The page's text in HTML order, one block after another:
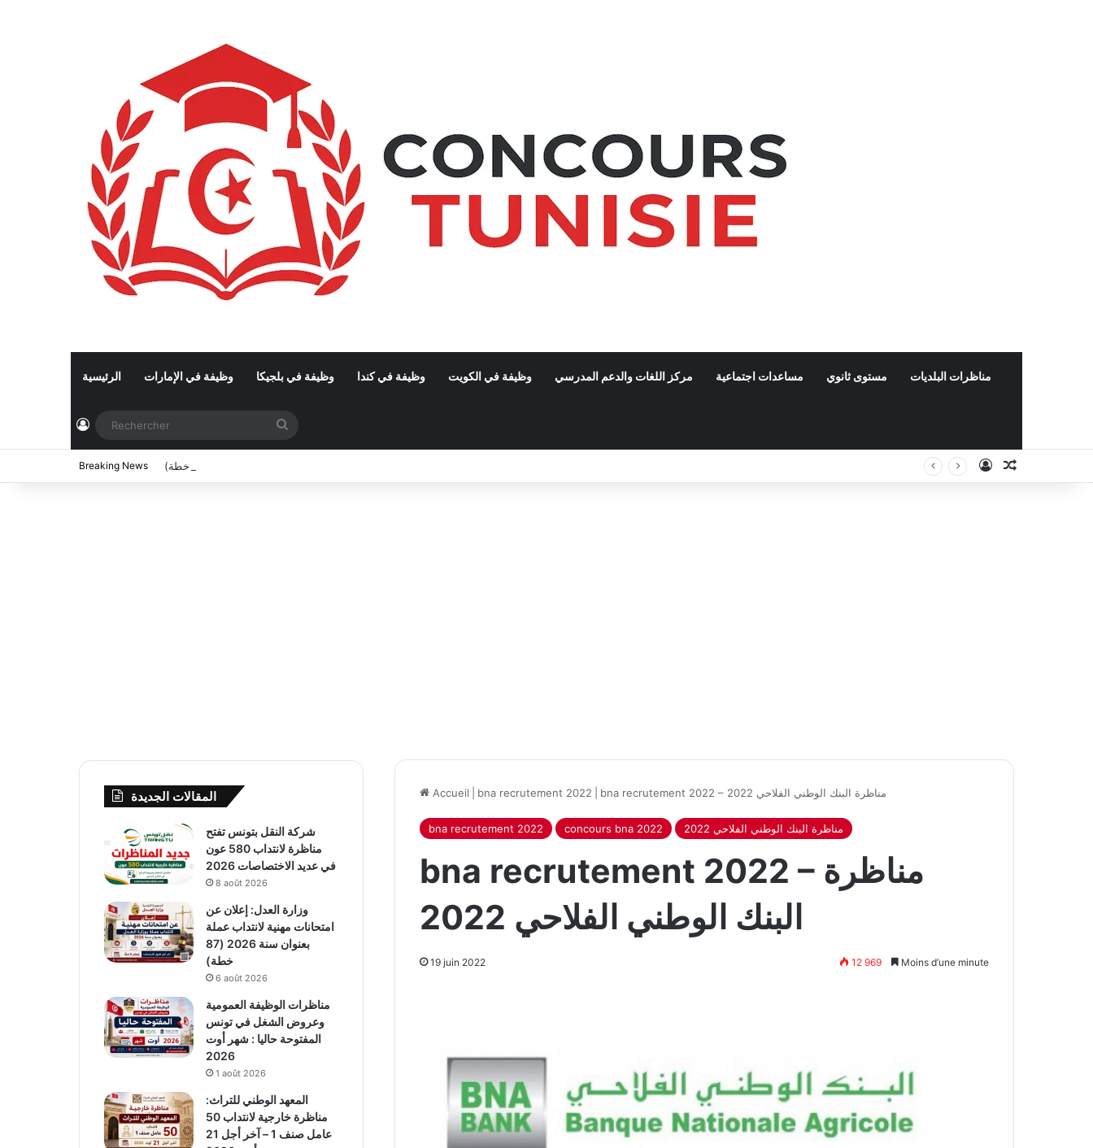
الرئيسية وظيفة في الإمارات وظيفة في بلجيكا وظيفة في كندا وظيفة في الكويت مركز اللغات والدعم المدرسي مساعدات اجتماعية مستوى ثانوي مناظرات البلديات
Connexion
Breaking News Connexion
Article
Accueil bna recrutement 2022 bna recrutement 2022 – مناظرة البنك الوطني الفلاحي 2022
bna recrutement 2022 concours bna 2022 مناظرة البنك الوطني الفلاحي 2022
bna recrutement 2022 – مناظرة
البنك الوطني الفلاحي 2022
19 juin 2022 12 969 Moins d’une minute
المقالات الجديدة
شركة النقل بتونس تفتح
مناظرة لانتداب 580 عون
في عديد الاختصاصات 2026
8 août 2026
وزارة العدل: إعلان عن
امتحانات مهنية لانتداب عملة
بعنوان سنة 2026 (87
خطة)
6 août 2026
مناظرات الوظيفة العمومية
وعروض الشغل في تونس
المفتوحة حاليا : شهر أوت
2026
1 août 2026
المعهد الوطني للتراث:
مناظرة خارجية لانتداب 50
عامل صنف 1 – آخر أجل 21